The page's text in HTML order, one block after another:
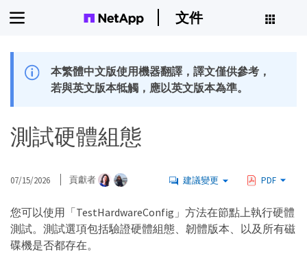
文件
本繁體中文版使用機器翻譯，譯文僅供參考，
若與英文版本牴觸，應以英文版本為準。
測試硬體組態
07/15/2026 貢獻者 建議變更 PDF
您可以使用「TestHardwareConfig」方法在節點上執行硬體
測試。測試選項包括驗證硬體組態、韌體版本、以及所有磁
碟機是否都存在。